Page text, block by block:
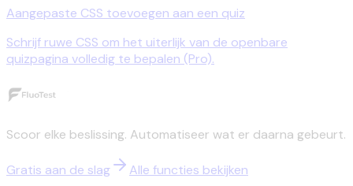
Aangepaste CSS toevoegen aan een quiz
Schrijf ruwe CSS om het uiterlijk van de openbare
quizpagina volledig te bepalen (Pro).
Scoor elke beslissing. Automatiseer wat er daarna gebeurt.
Gratis aan de slag Alle functies bekijken